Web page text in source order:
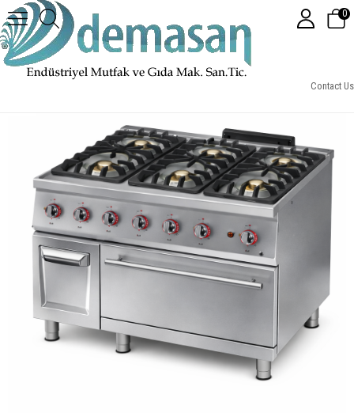
Contact Us
0
Gastrotech GKF9030 6 Brülörlü Gazlı Kuzine Fırınlı 900 Seri